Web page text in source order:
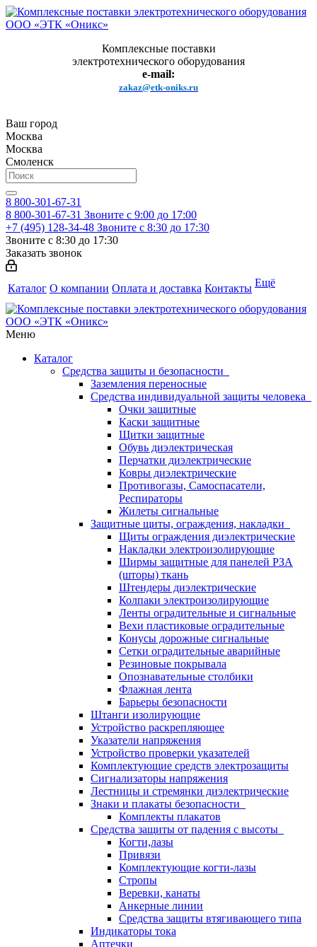
Комплексные поставки
электротехнического оборудования
e-mail:
zakaz@etk-oniks.ru
Ваш город
Москва
Москва
Смоленск
8 800-301-67-31
8 800-301-67-31 Звоните с 9:00 до 17:00
+7 (495) 128-34-48 Звоните с 8:30 до 17:30
Звоните с 8:30 до 17:30
Заказать звонок
Каталог О компании Оплата и доставка Контакты Ещё
Меню
Каталог
Средства защиты и безопасности
Заземления переносные
Средства индивидуальной защиты человека
Очки защитные
Каски защитные
Щитки защитные
Обувь диэлектрическая
Перчатки диэлектрические
Ковры диэлектрические
Противогазы, Самоспасатели,
Респираторы
Жилеты сигнальные
Защитные щиты, ограждения, накладки
Щиты ограждения диэлектрические
Накладки электроизолирующие
Ширмы защитные для панелей РЗА
(шторы) ткань
Штендеры диэлектрические
Колпаки электроизолирующие
Ленты оградительные и сигнальные
Вехи пластиковые оградительные
Конусы дорожные сигнальные
Сетки оградительные аварийные
Резиновые покрывала
Опознавательные столбики
Флажная лента
Барьеры безопасности
Штанги изолирующие
Устройство раскрепляющее
Указатели напряжения
Устройство проверки указателей
Комплектующие средств электрозащиты
Сигнализаторы напряжения
Лестницы и стремянки диэлектрические
Знаки и плакаты безопасности
Комплекты плакатов
Средства защиты от падения с высоты
Когти,лазы
Привязи
Комплектующие когти-лазы
Стропы
Веревки, канаты
Анкерные линии
Средства защиты втягивающего типа
Индикаторы тока
Аптечки